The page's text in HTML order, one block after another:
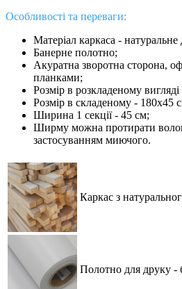
Особливості та переваги:
Матеріал каркаса - натуральне
Банерне полотно;
Акуратна зворотна сторона,
планками;
Розмір в розкладеному
Розмір в складеному - 180х45
Ширина 1 секції - 45 см;
Ширму можна протирати
застосуванням миючого.
Каркас з
Полотно для друку -